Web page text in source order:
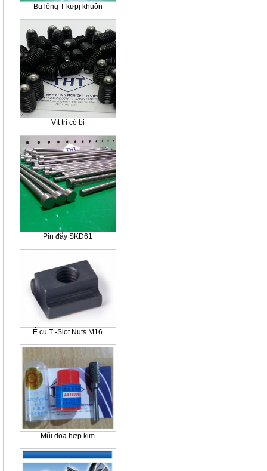
Bu lông T kưpj khuôn
Vít trí có bi
Pin đẩy SKD61
Ê cu T -Slot Nuts M16
Mũi doa hợp kim